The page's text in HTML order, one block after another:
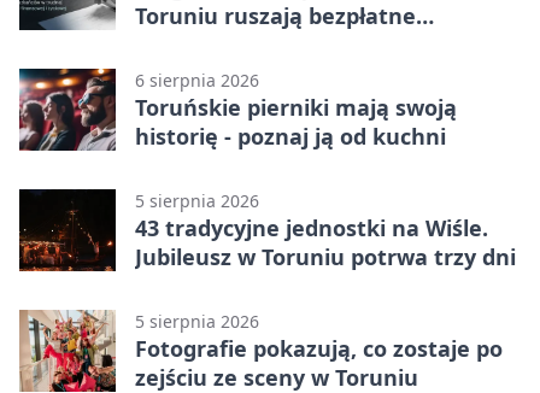
Toruniu ruszają bezpłatne
6 sierpnia 2026
Toruńskie pierniki mają swoją
historię - poznaj ją od kuchni
5 sierpnia 2026
43 tradycyjne jednostki na Wiśle.
Jubileusz w Toruniu potrwa trzy dni
5 sierpnia 2026
Fotografie pokazują, co zostaje po
zejściu ze sceny w Toruniu